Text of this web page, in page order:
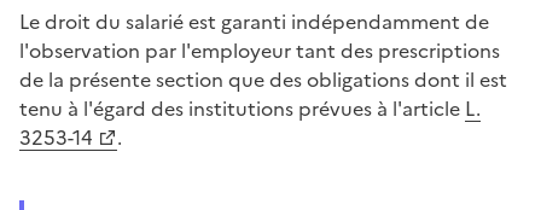
Le droit du salarié est garanti indépendamment de
l'observation par l'employeur tant des prescriptions
de la présente section que des obligations dont il est
tenu à l'égard des institutions prévues à l'article L.
3253-14
.